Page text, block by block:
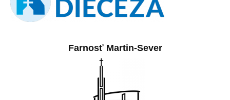
Farnosť Martin-Sever